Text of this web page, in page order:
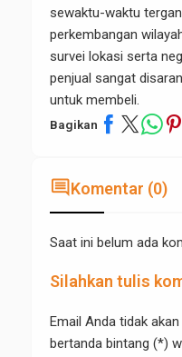
sewaktu-waktu
perkembangan
survei lokasi serta
penjual sangat
untuk membeli.
Bagikan
commentKomentar (0)
Saat ini belum ada
Silahkan tulis
Email Anda tidak
bertanda bintang (*)